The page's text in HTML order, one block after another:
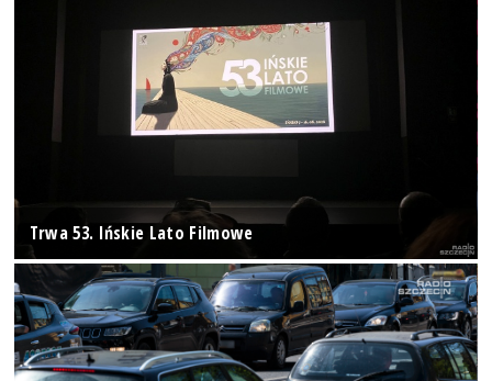
Trwa 53. Ińskie Lato Filmowe